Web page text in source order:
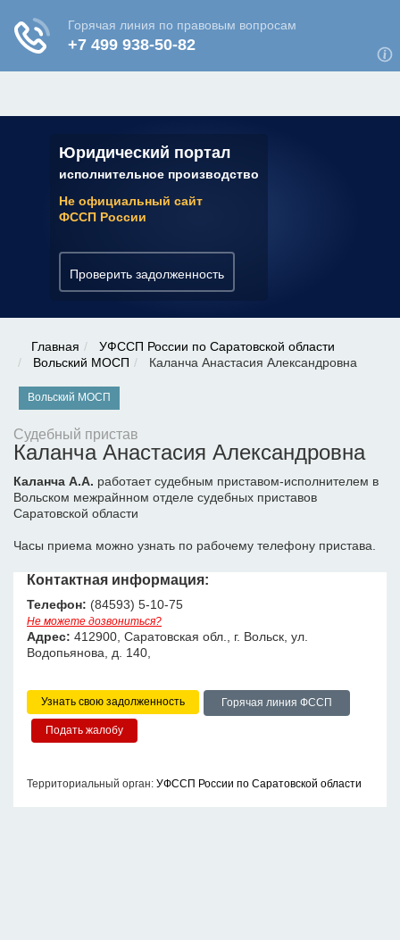
Юридический портал
исполнительное производство
Не официальный сайт
ФССП России
Проверить задолженность
✆ 7 (800) 350-22-64
Главная
УФССП России по Саратовской области
Вольский МОСП
Каланча Анастасия Александровна
Вольский МОСП
Судебный пристав
Каланча Анастасия Александровна
Каланча А.А. работает судебным приставом-исполнителем в
Вольском межрайнном отделе судебных приставов
Саратовской области
Часы приема можно узнать по рабочему телефону пристава.
Контактная информация:
Телефон: (84593) 5-10-75
Не можете дозвониться?
Адрес: 412900, Саратовская обл., г. Вольск, ул.
Водопьянова, д. 140,
Узнать свою задолженность Горячая линия ФССП
Территориальный орган: УФССП России по Саратовской области